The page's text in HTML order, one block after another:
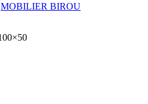
MOBILIER BIROU